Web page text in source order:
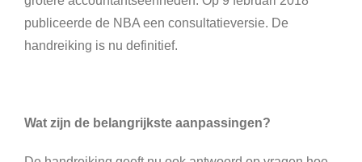
publiceerde de NBA een consultatieversie. De
handreiking is nu definitief.
Wat zijn de belangrijkste aanpassingen?